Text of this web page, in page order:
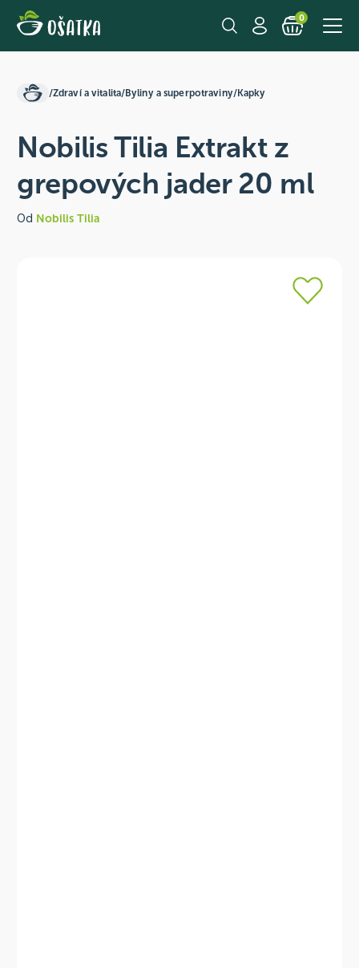
0
/Zdraví a vitalita/Byliny a superpotraviny/Kapky
Nobilis Tilia Extrakt z
grepových jader 20 ml
Od Nobilis Tilia